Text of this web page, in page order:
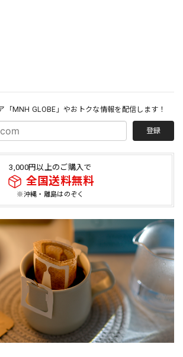
「MNH GLOBE」やおトクな情報を配信します！
登録
3,000円以上のご購入で
全国送料無料
※沖縄・離島はのぞく